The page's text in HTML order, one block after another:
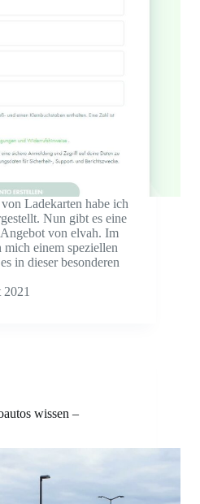
Ladekarten habe ich
Nun gibt es eine
von elvah. Im
einem speziellen
in dieser besonderen
wissen –